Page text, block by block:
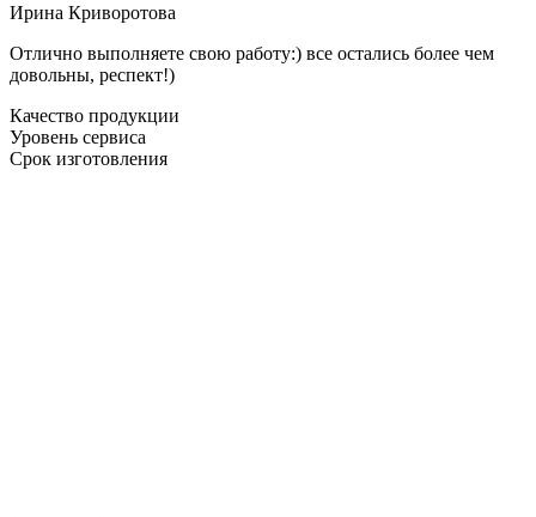
Ирина Криворотова
Отлично выполняете свою работу:) все остались более чем
довольны, респект!)
Качество продукции
Уровень сервиса
Срок изготовления